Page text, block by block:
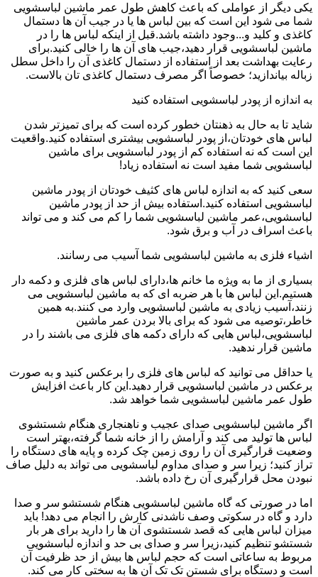
یکی دیگر از عواملی که باعث کاهش طول عمر ماشین لباسشویی
شما می شود این است که بین لباس ها یا در جیب آن ها دستمال
کاغذی و کلید و...وجود داشته باشد.قبل از اینکه لباس ها را در
ماشین لباسشویی قرار دهید،جیب های آن ها را خالی کنید.برای
رعایت بهداشت بعد از استفاده از دستمال کاغذی آن را داخل سطل
زباله بیاندازید؛ خصوصاً اگر مصرف دستمال کاغذی تان بالاست.
به اندازه از پودر لباسشویی استفاده کنید
شاید تا به حال به ذهنتان خطور کرده است که برای تمیزتر شدن
لباس های خودتان،از پودر لباسشویی بیشتری استفاده کنید.واقعیت
این است که نه استفاده کم از پودر لباسشویی برای ماشین
لباسشویی شما مفید است نه استفاده زیاد!
سعی کنید که به اندازه لباس های کثیف خودتان از پودر ماشین
لباسشویی استفاده کنید.استفاده بیش از حد از پودر ماشین
لباسشویی،عمر ماشین لباسشویی شما را کم می کند و می تواند
باعث اسراف در آب و برق شود.
اشیاء فلزی به ماشین لباسشویی شما آسیب می رسانند.
بسیاری از ما به ویژه ما خانم ها،دارای لباس های فلزی و دکمه دار
هستیم.این لباس ها با هر ضربه ای که به ماشین لباسشویی می
زنند،آسیب زیادی به ماشین لباسشویی وارد می کنند.به همین
خاطر،توصیه می شود که برای بالا بردن عمر ماشین
لباسشویی،لباس هایی که دارای دکمه های فلزی می باشند را در
ماشین قرار ندهید.
یا حداقل می توانید که لباس های فلزی را برعکس کنید و به صورت
برعکس در ماشین لباسشویی قرار دهید.این کار باعث افزایش
طول عمر ماشین لباسشویی شما خواهد شد.
اگر ماشین لباسشویی صدای عجیب و ناهنجاری هنگام شستشوی
لباس ها تولید می کند و آرامش را از خانه شما گرفته،بهتر است
وضعیت قرارگیری آن را روی زمین چک کرده و پایه های دستگاه را
تراز کنید؛ زیرا سر و صدای مداوم لباسشویی می تواند به دلیل صاف
نبودن محل قرارگیری آن رخ داده باشد.
اما در صورتی که گاه ماشین لباسشویی هنگام شستشو سر و صدا
دارد و گاه در سکوتی وصف ناشدنی کارش را انجام می دهد! باید
میزان لباس هایی که قصد شستشوی آن ها را دارید برای هر بار
شستشو تنظیم کنید،زیرا سر و صدای بی حد و اندازه لباسشویی
مربوط به ساعاتی است که حجم لباس ها بیش از حد ظرفیت آن
است و دستگاه برای شستن تک تک آن ها به سختی کار می کند.